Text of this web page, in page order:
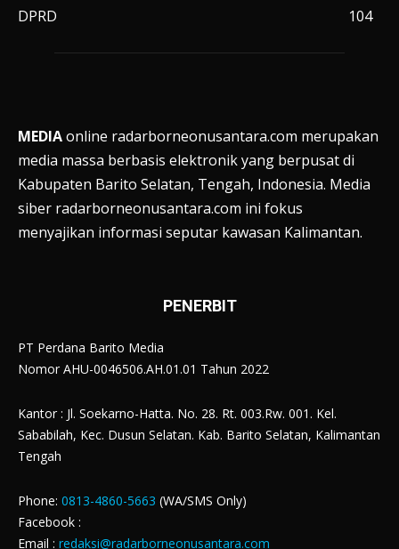
DPRD
104
MEDIAonline radarborneonusantara.com merupakan
media massa berbasis elektronik yang berpusat di
Kabupaten Barito Selatan, Tengah, Indonesia. Media
siber radarborneonusantara.com ini fokus
menyajikan informasi seputar kawasan Kalimantan.
PENERBIT
PT Perdana Barito Media
Nomor AHU-0046506.AH.01.01 Tahun 2022
Kantor : Jl. Soekarno-Hatta. No. 28. Rt. 003.Rw. 001. Kel.
Sababilah, Kec. Dusun Selatan. Kab. Barito Selatan, Kalimantan
Tengah
Phone: 0813-4860-5663 (WA/SMS Only)
Facebook :
Email : redaksi@radarborneonusantara.com